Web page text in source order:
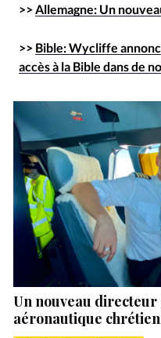
>>Allemagne: Un
>> Bible: Wycliffe
accès à la Bible dans de
Un nouveau
aéronautique